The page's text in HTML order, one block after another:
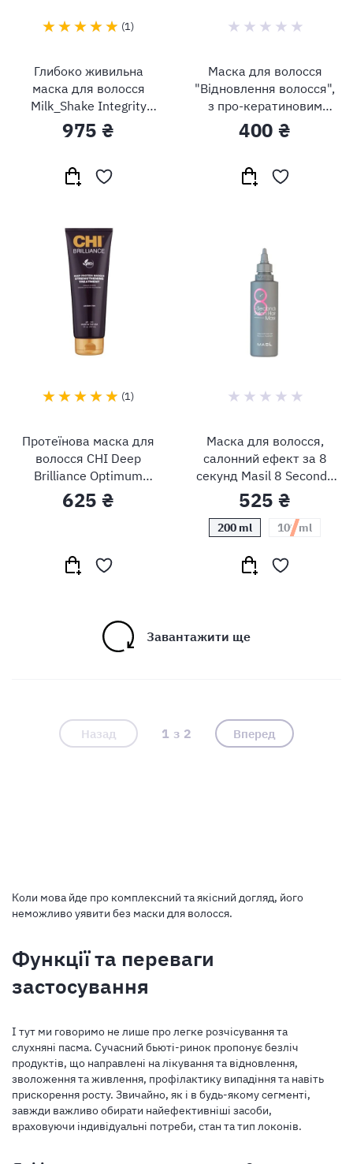
1
Глибоко живильна
маска для волосся
Milk_Shake Integrity
Intensive Treatment
975 ₴
Маска для волосся
"Відновлення волосся",
з про-кератиновим
комплексом Ellips
Vitamin Hair Mask Hair
400 ₴
1
Протеїнова маска для
волосся CHI Deep
Brilliance Optimum
Protein Masque
625 ₴
Маска для волосся,
салонний ефект за 8
секунд Masil 8 Seconds
Salon Hair Mask
525 ₴
200 ml 100 ml
Завантажити ще
Назад 1 2 Вперед
Коли мова йде про комплексний та якісний догляд, його
неможливо уявити без маски для волосся.
Функції та переваги
застосування
І тут ми говоримо не лише про легке розчісування та
слухняні пасма. Сучасний бьюті-ринок пропонує безліч
продуктів, що направлені на лікування та відновлення,
зволоження та живлення, профілактику випадіння та навіть
прискорення росту. Звичайно, як і в будь-якому сегменті,
завжди важливо обирати найефективніші засоби,
враховуючи індивідуальні потреби, стан та тип локонів.